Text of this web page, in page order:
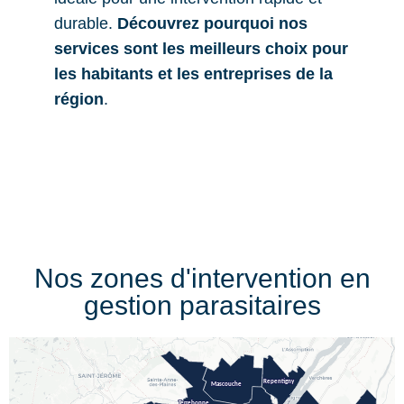
durable. Découvrez pourquoi nos
services sont les meilleurs choix pour
les habitants et les entreprises de la
région.
Nos zones d'intervention en
gestion parasitaires
Repentigny
Mascouche Repentigny
Mascouche